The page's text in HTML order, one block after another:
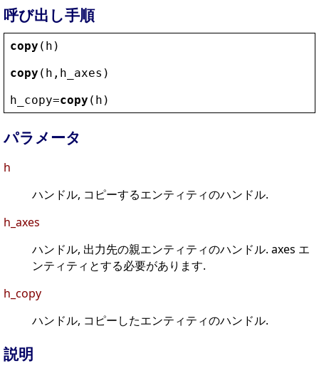
呼び出し手順
copy ( h )
copy ( h , h_axes )
h_copy=copy ( h )
パラメータ
h
ハンドル, コピーするエンティティのハンドル.
h_axes
ハンドル, 出力先の親エンティティのハンドル. axes エ
ンティティとする必要があります.
h_copy
ハンドル, コピーしたエンティティのハンドル.
説明